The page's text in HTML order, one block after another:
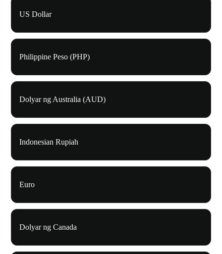
US Dollar
Philippine Peso (PHP)
Dolyar ng Australia (AUD)
Indonesian Rupiah
Euro
Dolyar ng Canada